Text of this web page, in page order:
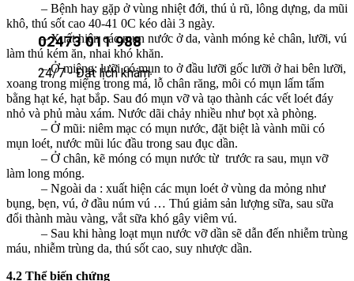
02473 011 988
24/7 - Đặt lịch khám
– Bệnh hay gặp ở vùng nhiệt đới, thú ủ rũ, lông dựng, da mũi
khô, thú sốt cao 40-41 0C kéo dài 3 ngày.
– Xuất hiện các mụn nước ở da, vành móng kẻ chân, lưỡi, vú
làm thú kém ăn, nhai khó khăn.
– Ở miệng: lưỡi có mụn to ở đầu lưỡi gốc lưỡi ở hai bên lưỡi,
xoang trong miệng trong má, lỗ chân răng, môi có mụn lấm tấm
bằng hạt ké, hạt bắp. Sau đó mụn vỡ và tạo thành các vết loét đáy
nhỏ và phủ màu xám. Nước dãi chảy nhiều như bọt xà phòng.
– Ở mũi: niêm mạc có mụn nước, đặt biệt là vành mũi có
mụn loét, nước mũi lúc đầu trong sau đục dần.
– Ở chân, kẽ móng có mụn nước từ trước ra sau, mụn vỡ
làm long móng.
– Ngoài da : xuất hiện các mụn loét ở vùng da mỏng như
bụng, bẹn, vú, ở đầu núm vú … Thú giảm sản lượng sữa, sau sữa
đổi thành màu vàng, vắt sữa khó gây viêm vú.
– Sau khi hàng loạt mụn nước vỡ dần sẽ dẫn đến nhiễm trùng
máu, nhiễm trùng da, thú sốt cao, suy nhược dần.
4.2 Thể biến chứng